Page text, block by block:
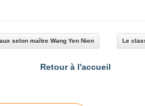
selon maître Wang Yen Nien Le
Retour à l'accueil